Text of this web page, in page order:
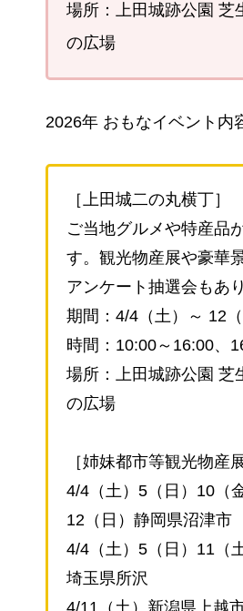
場所：上田城跡公園 芝
の広場
2026年 おもなイベント内
［上田城二の丸横丁］
ご当地グルメや特産品
す。観光物産展や豪華
アンケート抽選会もあ
期間：4/4（土）～ 12（
時間：10:00～16:00、
場所：上田城跡公園 芝
の広場
［姉妹都市等観光物産展
4/4（土）5（日）10（
12（日）静岡県沼津市
4/4（土）5（日）11（
埼玉県所沢